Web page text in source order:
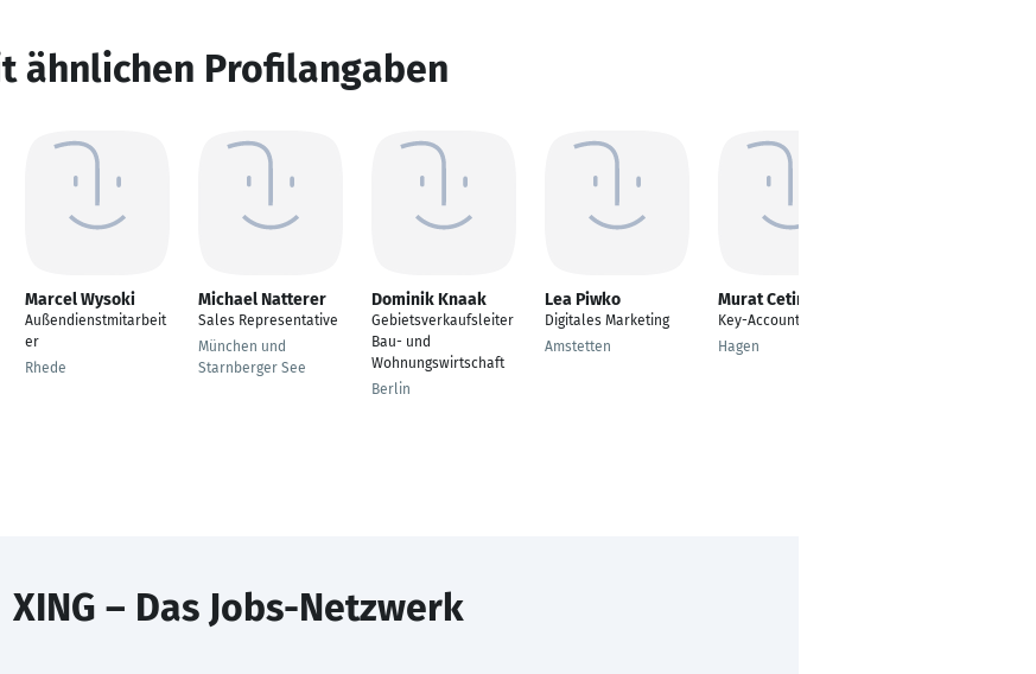
ähnlichen Profilangaben
Marcel Wysoki
Außendienstmitarbeit
er
Rhede
Michael Natterer
Sales Representative
München und
Starnberger See
Dominik Knaak
Gebietsverkaufsleiter
Bau- und
Wohnungswirtschaft
Berlin
Lea Piwko
Digitales Marketing
Amstetten
Murat Cetin
Key-Account-Manager
Hagen
XING – Das Jobs-Netzwerk